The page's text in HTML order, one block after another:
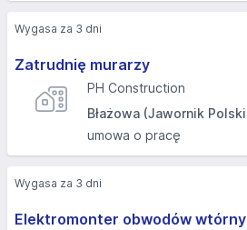
Zatrudnię murarzy
PH Construction
Błażowa (Jawornik
umowa o pracę
Wygasa za 3 dni
Elektromonter obwodów
Wygasa za 3 dni